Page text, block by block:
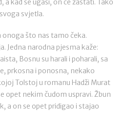
a kad se ugasi, on će zastati. Tako
svjetla.
onoga što nas tamo čeka.
Jedna narodna pjesma kaže:
Bosnu su harali i poharali, sa
prkosna i ponosna, nekako
Tolstoj u romanu Hadži Murat
opet nekim čudom uspravi. Žbun
a on se opet pridigao i stajao